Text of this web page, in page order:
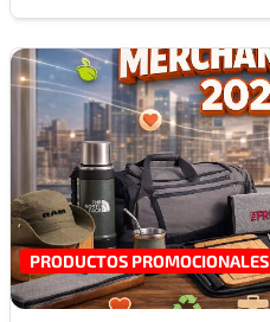
PRODUCTOS PROMOCIONALES